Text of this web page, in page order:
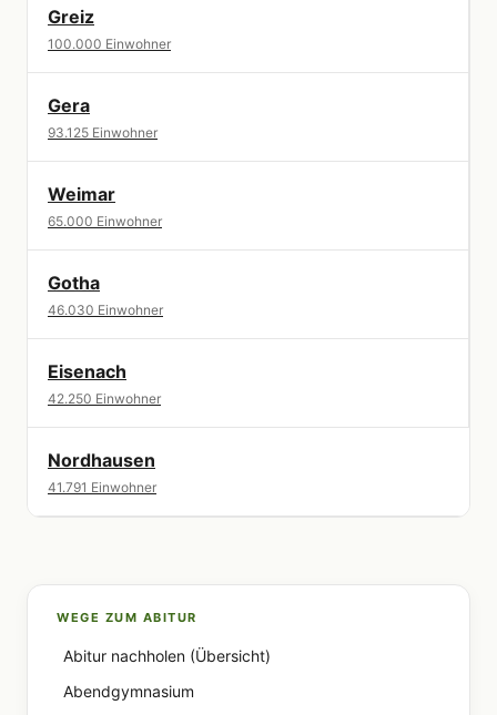
Greiz
100.000 Einwohner
Gera
93.125 Einwohner
Weimar
65.000 Einwohner
Gotha
46.030 Einwohner
Eisenach
42.250 Einwohner
Nordhausen
41.791 Einwohner
WEGE ZUM ABITUR
Abitur nachholen (Übersicht)
Abendgymnasium